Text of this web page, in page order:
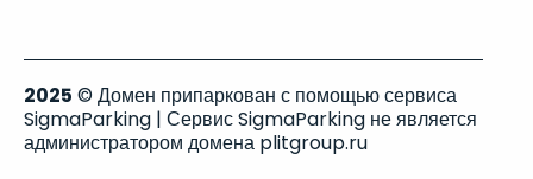
2025 © Домен припаркован с помощью сервиса
SigmaParking | Сервис SigmaParking не является
администратором домена plitgroup.ru